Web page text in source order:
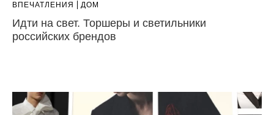
ВПЕЧАТЛЕНИЯ ДОМ
Идти на свет. Торшеры и светильники
российских брендов